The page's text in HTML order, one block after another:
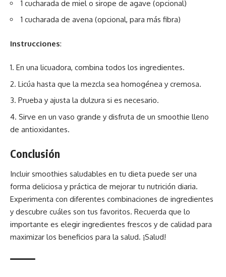
1 cucharada de miel o sirope de agave (opcional)
1 cucharada de avena (opcional, para más fibra)
Instrucciones:
En una licuadora, combina todos los ingredientes.
Licúa hasta que la mezcla sea homogénea y cremosa.
Prueba y ajusta la dulzura si es necesario.
Sirve en un vaso grande y disfruta de un smoothie lleno
de antioxidantes.
Conclusión
Incluir smoothies saludables en tu dieta puede ser una
forma deliciosa y práctica de mejorar tu nutrición diaria.
Experimenta con diferentes combinaciones de ingredientes
y descubre cuáles son tus favoritos. Recuerda que lo
importante es elegir ingredientes frescos y de calidad para
maximizar los beneficios para la salud. ¡Salud!